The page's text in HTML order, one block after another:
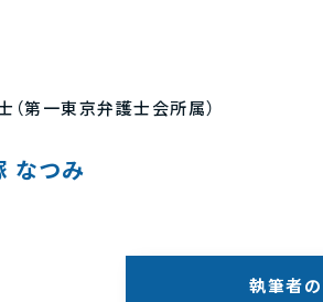
（第一東京弁護士会所属）
なつみ
執筆者